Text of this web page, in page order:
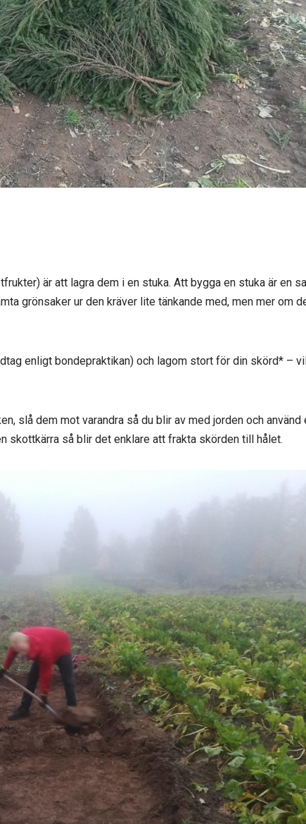
är att lagra dem i en stuka. Att bygga en stuka är en
grönsaker ur den kräver lite tänkande med, men mer om
enligt bondepraktikan) och lagom stort för din skörd* –
slå dem mot varandra så du blir av med jorden och använd
skottkärra så blir det enklare att frakta skörden till hålet.